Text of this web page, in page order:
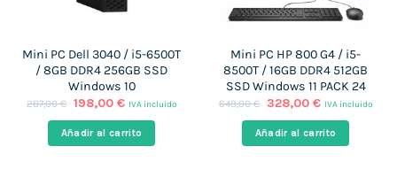
Mini PC Dell 3040 / i5-6500T
/ 8GB DDR4 256GB SSD
Windows 10
287,00€ El
original
era:
198,00 €El
actual
es:
IVA incluido
Añadir al carrito
Mini PC HP 800 G4 / i5-
8500T / 16GB DDR4 512GB
SSD Windows 11 PACK 24
649,00€ El
original
era:
328,00 €El
actual
es:
IVA incluido
Añadir al carrito